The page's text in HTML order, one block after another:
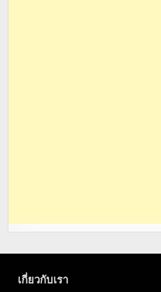
เกี่ยวกับเรา